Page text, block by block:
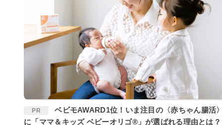
PR
ベビモAWARD1位！いま注目の〈赤ちゃん腸活〉
に「ママ＆キッズ ベビーオリゴ®」が選ばれる理由とは？